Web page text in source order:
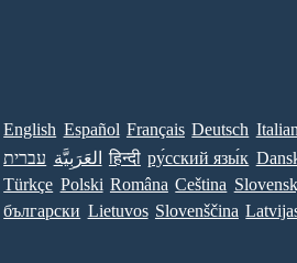
English Español Français Deutsch
עברית العَرَبِيَّة हिन्दी ру́сский язы́к
Türkçe Polski Româna Ceština
български Lietuvos Slovenščina